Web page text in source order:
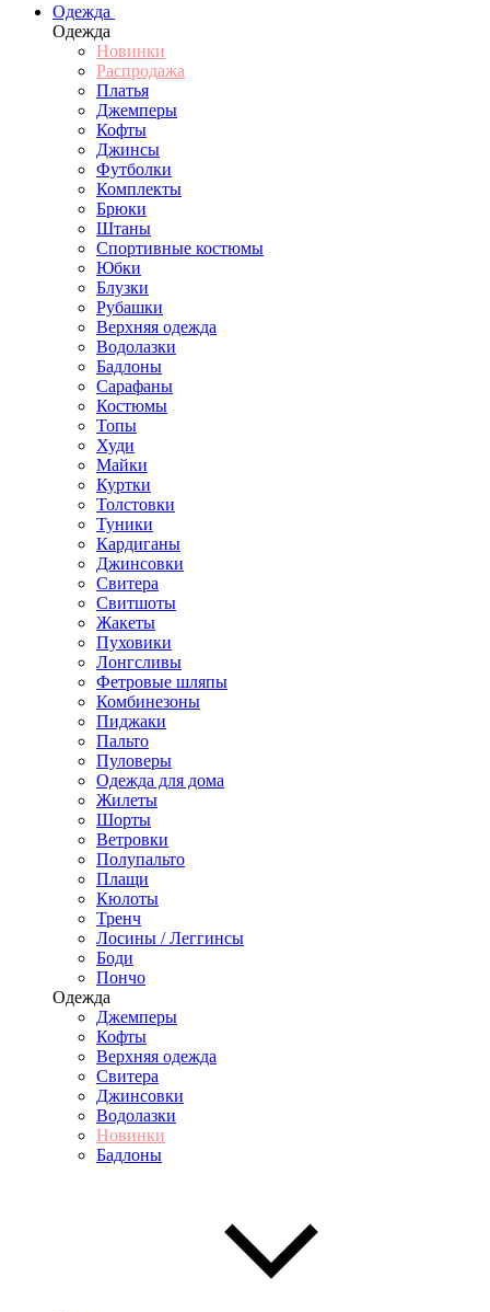
Одежда
Одежда
Новинки
Распродажа
Платья
Джемперы
Кофты
Джинсы
Футболки
Комплекты
Брюки
Штаны
Спортивные костюмы
Юбки
Блузки
Рубашки
Верхняя одежда
Водолазки
Бадлоны
Сарафаны
Костюмы
Топы
Худи
Майки
Куртки
Толстовки
Туники
Кардиганы
Джинсовки
Свитера
Свитшоты
Жакеты
Пуховики
Лонгсливы
Фетровые шляпы
Комбинезоны
Пиджаки
Пальто
Пуловеры
Одежда для дома
Жилеты
Шорты
Ветровки
Полупальто
Плащи
Кюлоты
Тренч
Лосины / Леггинсы
Боди
Пончо
Одежда
Джемперы
Кофты
Верхняя одежда
Свитера
Джинсовки
Водолазки
Новинки
Бадлоны